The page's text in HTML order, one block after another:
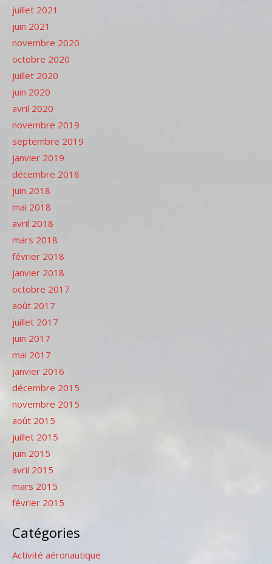
juillet 2021
juin 2021
novembre 2020
octobre 2020
juillet 2020
juin 2020
avril 2020
novembre 2019
septembre 2019
janvier 2019
décembre 2018
juin 2018
mai 2018
avril 2018
mars 2018
février 2018
janvier 2018
octobre 2017
août 2017
juillet 2017
juin 2017
mai 2017
janvier 2016
décembre 2015
novembre 2015
août 2015
juillet 2015
juin 2015
avril 2015
mars 2015
février 2015
Catégories
Activité aéronautique